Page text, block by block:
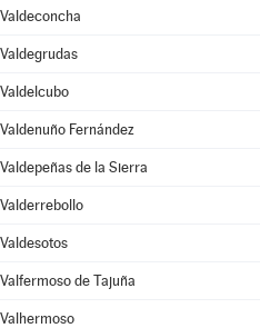
Valdeconcha
Valdegrudas
Valdelcubo
Valdenuño Fernández
Valdepeñas de la Sierra
Valderrebollo
Valdesotos
Valfermoso de Tajuña
Valhermoso